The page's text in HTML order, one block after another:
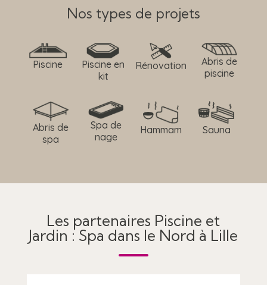
Nos types de projets
Piscine
Piscine en
kit
Rénovation
Abris de
piscine
Abris de
spa
Spa de
nage
Hammam Sauna
Les partenaires Piscine et
Jardin : Spa dans le Nord à Lille